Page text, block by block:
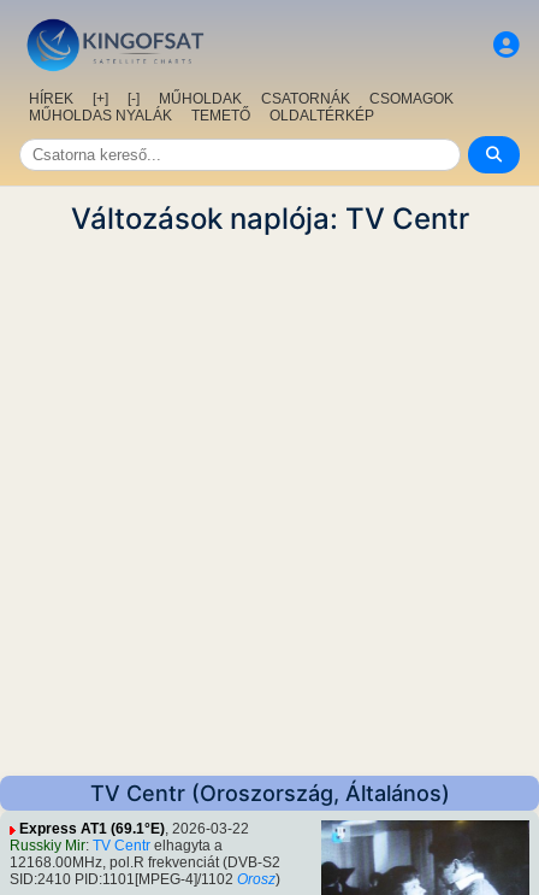
HÍREK [+] [-] MŰHOLDAK CSATORNÁK
CSOMAGOK
MŰHOLDAS NYALÁK
TEMETŐ OLDALTÉRKÉP
Változások naplója: TV Centr
TV Centr (Oroszország, Általános)
Express AT1 (69.1°E), 2026-03-22
Russkiy Mir: TV Centr elhagyta a
12168.00MHz, pol.R frekvenciát (DVB-S2
SID:2410 PID:1101[MPEG-4]/1102 Orosz)